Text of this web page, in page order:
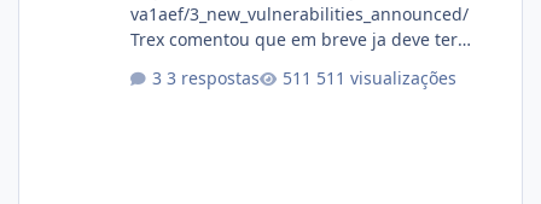
va1aef/3_new_vulnerabilities_announced/
Trex comentou que em breve ja deve ter
3 respostas 511 visualizações